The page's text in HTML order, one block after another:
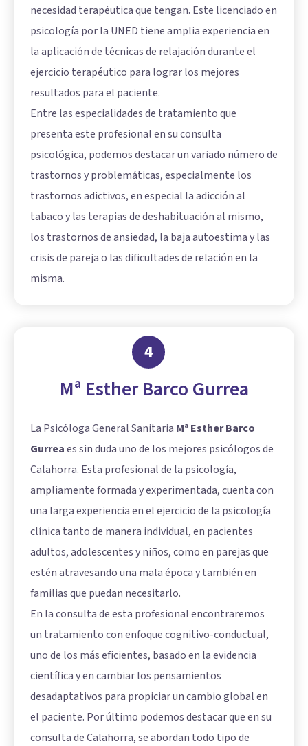
necesidad terapéutica que tengan. Este licenciado en
psicología por la UNED tiene amplia experiencia en
la aplicación de técnicas de relajación durante el
ejercicio terapéutico para lograr los mejores
resultados para el paciente.
Entre las especialidades de tratamiento que
presenta este profesional en su consulta
psicológica, podemos destacar un variado número de
trastornos y problemáticas, especialmente los
trastornos adictivos, en especial la adicción al
tabaco y las terapias de deshabituación al mismo,
los trastornos de ansiedad, la baja autoestima y las
crisis de pareja o las dificultades de relación en la
misma.
4
Mª Esther Barco Gurrea
La Psicóloga General Sanitaria Mª Esther Barco
Gurreaes sin duda uno de los mejores psicólogos de
Calahorra. Esta profesional de la psicología,
ampliamente formada y experimentada, cuenta con
una larga experiencia en el ejercicio de la psicología
clínica tanto de manera individual, en pacientes
adultos, adolescentes y niños, como en parejas que
estén atravesando una mala época y también en
familias que puedan necesitarlo.
En la consulta de esta profesional encontraremos
un tratamiento conenfoque cognitivo-conductual,
uno de los más eficientes, basado en la evidencia
científica y en cambiar los pensamientos
desadaptativos para propiciar un cambio global en
el paciente. Por último podemos destacar que en su
consulta de Calahorra, se abordan todo tipo de